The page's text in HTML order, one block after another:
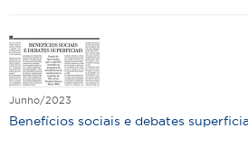
Junho/2023
Benefícios sociais e debates